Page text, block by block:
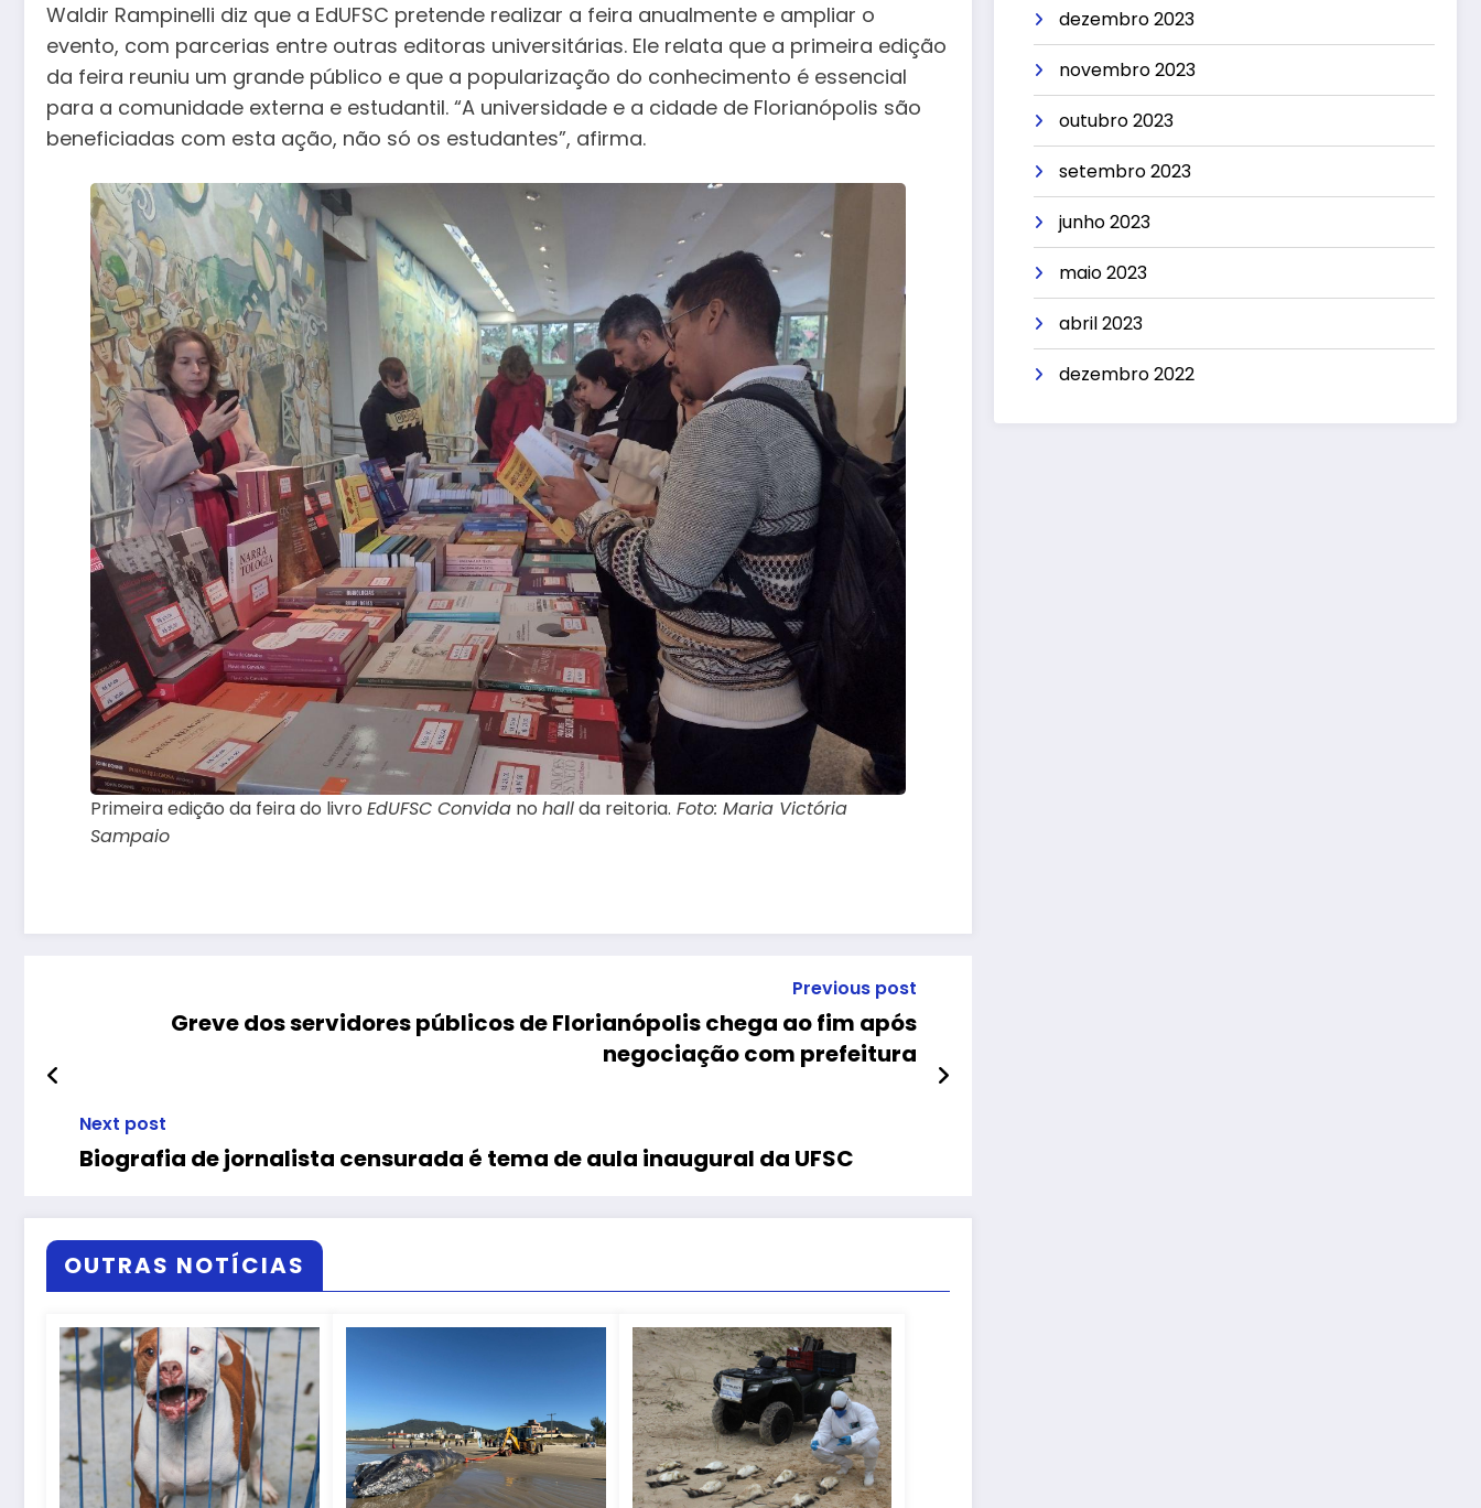
Waldir Rampinelli diz que a EdUFSC pretende realizar a feira anualmente e ampliar o
evento, com parcerias entre outras editoras universitárias. Ele relata que a primeira edição
da feira reuniu um grande público e que a popularização do conhecimento é essencial
para a comunidade externa e estudantil. “A universidade e a cidade de Florianópolis são
beneficiadas com esta ação, não só os estudantes”, afirma.
Primeira edição da feira do livro EdUFSC Convida no hallda reitoria. Foto: Maria Victória
Sampaio
Previous post
Greve dos servidores públicos de Florianópolis chega ao fim após
negociação com prefeitura
Next post
Biografia de jornalista censurada é tema de aula inaugural da UFSC
OUTRAS NOTÍCIAS
dezembro 2023
novembro 2023
outubro 2023
setembro 2023
junho 2023
maio 2023
abril 2023
dezembro 2022